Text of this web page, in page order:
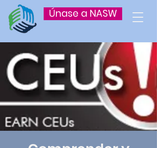
Únase a NASW